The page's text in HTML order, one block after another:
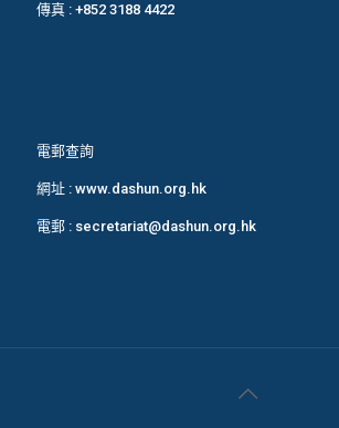
傳真 : +852 3188 4422
電郵查詢
網址 : www.dashun.org.hk
電郵 : secretariat@dashun.org.hk